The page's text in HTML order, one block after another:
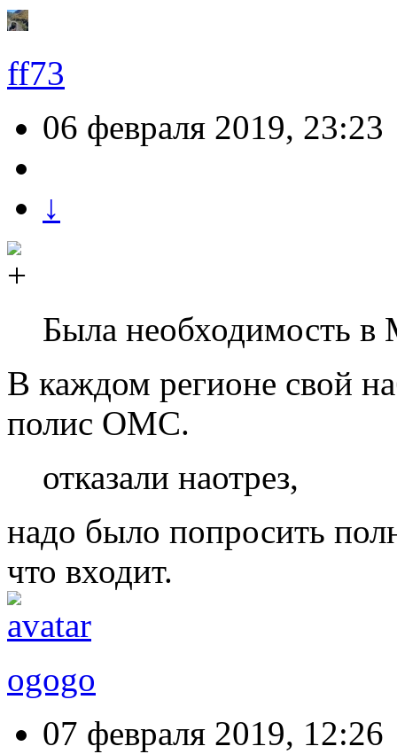
ff73
06 февраля 2019, 23:23
↓
Была необходимость
В каждом регионе свой
полис ОМС.
отказали наотрез,
надо было попросить
что входит.
ogogo
07 февраля 2019, 12:26